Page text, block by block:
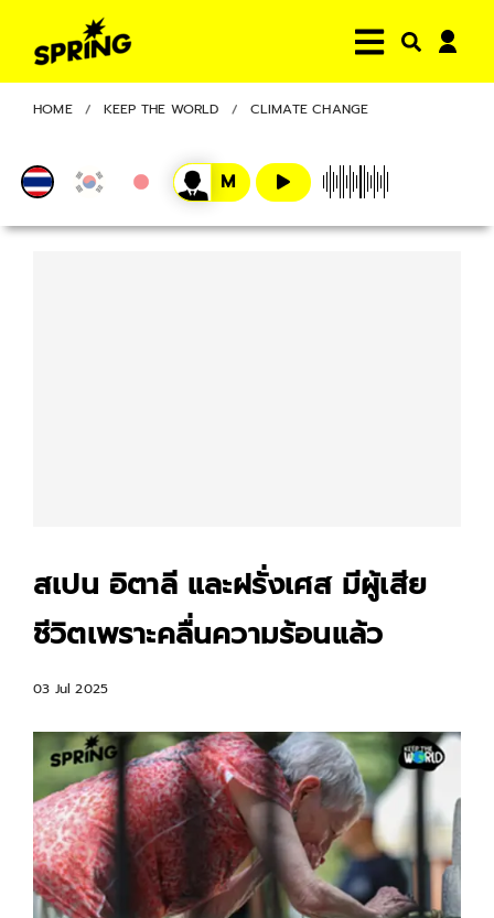
HOME KEEP THE WORLD CLIMATE CHANGE
สเปน อิตาลี และฝรั่งเศส มีผู้เสีย
ชีวิตเพราะคลื่นความร้อนแล้ว
03 Jul 2025